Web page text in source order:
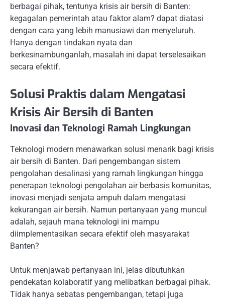
berbagai pihak, tentunya krisis air bersih di Banten:
kegagalan pemerintah atau faktor alam? dapat diatasi
dengan cara yang lebih manusiawi dan menyeluruh.
Hanya dengan tindakan nyata dan
berkesinambunganlah, masalah ini dapat terselesaikan
secara efektif.
Solusi Praktis dalam Mengatasi
Krisis Air Bersih di Banten
Inovasi dan Teknologi Ramah Lingkungan
Teknologi modern menawarkan solusi menarik bagi krisis
air bersih di Banten. Dari pengembangan sistem
pengolahan desalinasi yang ramah lingkungan hingga
penerapan teknologi pengolahan air berbasis komunitas,
inovasi menjadi senjata ampuh dalam mengatasi
kekurangan air bersih. Namun pertanyaan yang muncul
adalah, sejauh mana teknologi ini mampu
diimplementasikan secara efektif oleh masyarakat
Banten?
Untuk menjawab pertanyaan ini, jelas dibutuhkan
pendekatan kolaboratif yang melibatkan berbagai pihak.
Tidak hanya sebatas pengembangan, tetapi juga